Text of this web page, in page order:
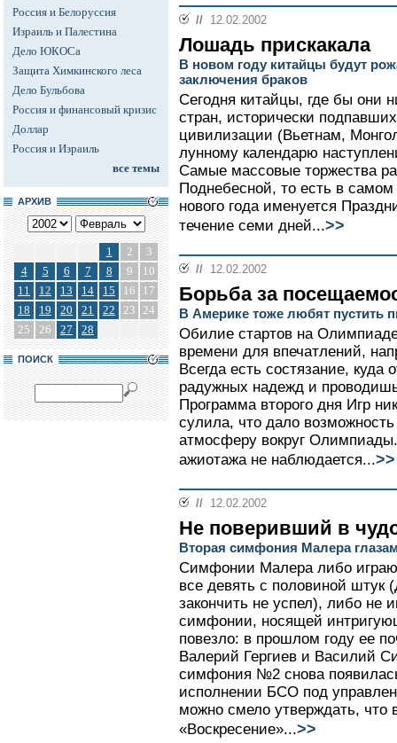
Россия и Белоруссия
Израиль и Палестина
Дело ЮКОСа
Защита Химкинского леса
Дело Бульбова
Россия и финансовый кризис
Доллар
Россия и Израиль
все темы
АРХИВ
1 2
3
4
5 6 7 8 9
10
11
12 13 14 15 16
17
18
19 20 21 22 23 24
25
26 27 28
ПОИСК
// 12.02.2002
Лошадь прискакала
В новом году китайцы будут
заключения браков
Сегодня китайцы, где бы они
стран, исторически
цивилизации (Вьетнам,
лунному календарю
Самые массовые торжества
Поднебесной, то есть в самом
нового года именуется
течение семи дней...>>
// 12.02.2002
Борьба за
В Америке тоже любят пустить
Обилие стартов на
времени для впечатлений,
Всегда есть состязание,
радужных надежд и
Программа второго дня Игр
сулила, что дало
атмосферу вокруг
ажиотажа не наблюдается...>>
// 12.02.2002
Не поверивший в
Вторая симфония Малера
Симфонии Малера либо
все девять с половиной
закончить не успел), либо не
симфонии, носящей
повезло: в прошлом году ее
Валерий Гергиев и Василий
симфония №2 снова
исполнении БСО под
можно смело утверждать, что
«Воскресение»...>>